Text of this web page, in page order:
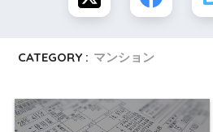
CATEGORY : マンション